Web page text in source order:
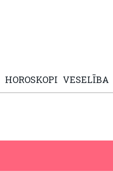
HOROSKOPI VESELĪBA